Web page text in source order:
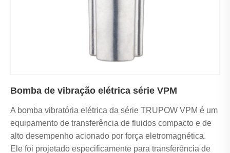
Bomba de vibração elétrica série VPM
A bomba vibratória elétrica da série TRUPOW VPM é um
equipamento de transferência de fluidos compacto e de
alto desempenho acionado por força eletromagnética.
Ele foi projetado especificamente para transferência de